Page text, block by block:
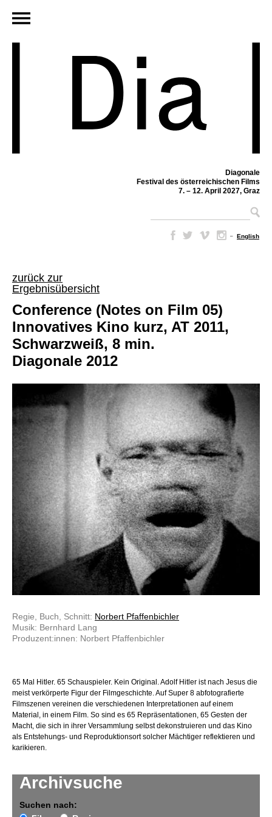
Diagonale
Festival des österreichischen Films
7. – 12. April 2027, Graz
– English
zurück zur
Ergebnisübersicht
Archivsuche
Suchen nach:
Conference (Notes on Film 05)
Innovatives Kino kurz, AT 2011,
Schwarzweiß, 8 min.
Diagonale 2012
Regie, Buch, Schnitt: Norbert Pfaffenbichler
Musik: Bernhard Lang
Produzent:innen: Norbert Pfaffenbichler
65 Mal Hitler. 65 Schauspieler. Kein Original. Adolf Hitler ist nach Jesus die
meist verkörperte Figur der Filmgeschichte. Auf Super 8 abfotografierte
Filmszenen vereinen die verschiedenen Interpretationen auf einem
Material, in einem Film. So sind es 65 Repräsentationen, 65 Gesten der
Macht, die sich in ihrer Versammlung selbst dekonstruieren und das Kino
als Entstehungs- und Reproduktionsort solcher Mächtiger reflektieren und
karikieren.